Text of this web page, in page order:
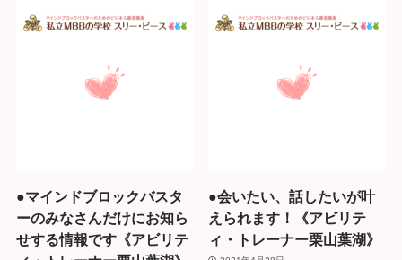
●マインドブロックバスタ
ーのみなさんだけにお知ら
せする情報です《アビリテ
●会いたい、話したいが叶
えられます！《アビリテ
ィ・トレーナー栗山葉湖》